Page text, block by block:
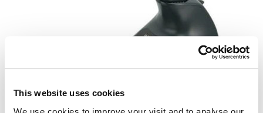
This website uses cookies